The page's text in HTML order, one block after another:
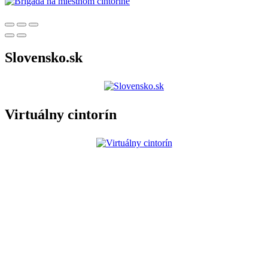
Slovensko.sk
Virtuálny cintorín